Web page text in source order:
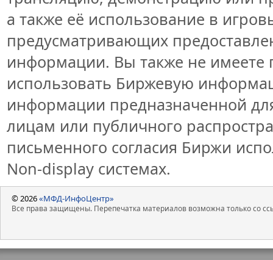
а также её использование в
предусматривающих
информации. Вы также не имеете
использовать Биржевую
информации предназначенной
лицам или публичного
письменного согласия Биржи
Non-display системах.
© 2026«МФД-ИнфоЦентр»
Все права защищены. Перепечатка материалов возможна только со